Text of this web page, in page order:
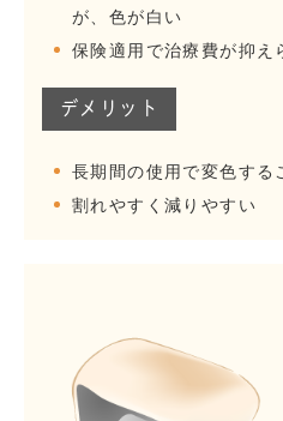
が、色が白い
保険適用で治療費が抑え
デメリット
長期間の使用で変色する
割れやすく減りやすい